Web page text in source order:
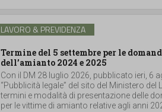
LAVORO & PREVIDENZA
Termine del 5 settembre per le
dell’amianto 2024 e 2025
Con il DM 28 luglio 2026, pubblicato ieri, 6
“Pubblicità legale” del sito del Ministero
termini e modalità di presentazione delle
per le vittime di amianto relative agli anni